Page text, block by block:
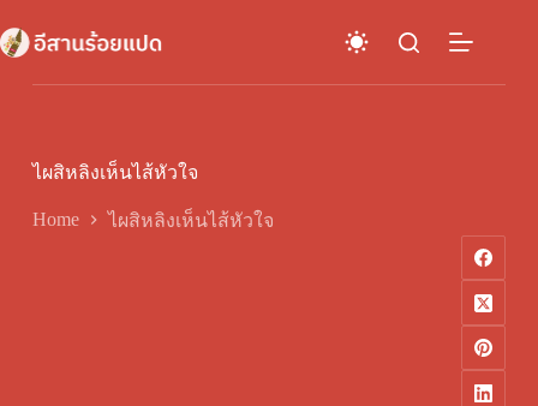
to
content
ไผสิหลิงเห็นไส้หัวใจ
Home ไผสิหลิงเห็นไส้หัวใจ